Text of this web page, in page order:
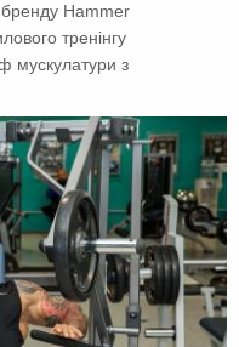
бренду Hammer
тренінгу
мускулатури з